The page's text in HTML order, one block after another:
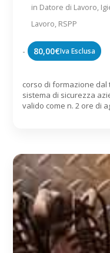
in Datore di Lavoro,
Lavoro, RSPP
- 80,00€Iva Esclusa
corso di formazione dal
sistema di sicurezza
valido come n. 2 ore di